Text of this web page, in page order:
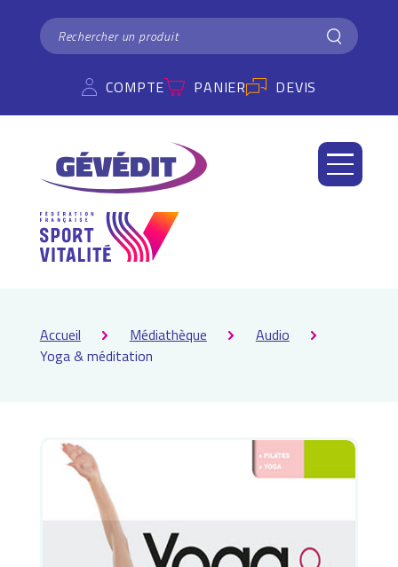
RECHERCHER Rechercher
COMPTE PANIER DEVIS
Accueil Médiathèque
Audio
Yoga & méditation